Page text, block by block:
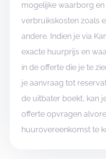
mogelijke waarborg
verbruikskosten zoals
andere. Indien je via
exacte huurprijs en
in de offerte die je te
je aanvraag tot
de uitbater boekt, kan
offerte opvragen
huurovereenkomst te